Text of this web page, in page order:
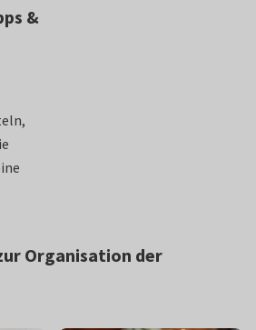
&
Organisation der